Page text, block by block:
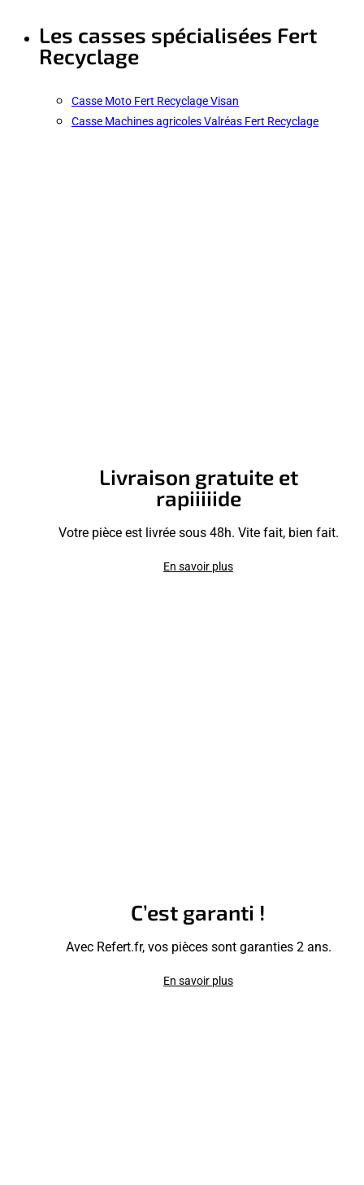
Les casses spécialisées Fert
Recyclage
Casse Moto Fert Recyclage Visan
Casse Machines agricoles Valréas Fert Recyclage
Livraison gratuite et
rapiiiiide
Votre pièce est livrée sous 48h. Vite fait, bien fait.
En savoir plus
C’est garanti !
Avec Refert.fr, vos pièces sont garanties 2 ans.
En savoir plus